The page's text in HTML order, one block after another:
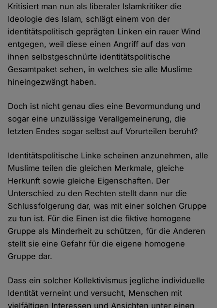
Kritisiert man nun als liberaler Islamkritiker die
Ideologie des Islam, schlägt einem von der
identitätspolitisch geprägten Linken ein rauer Wind
entgegen, weil diese einen Angriff auf das von
ihnen selbstgeschnürte identitätspolitische
Gesamtpaket sehen, in welches sie alle Muslime
hineingezwängt haben.
Doch ist nicht genau dies eine Bevormundung und
sogar eine unzulässige Verallgemeinerung, die
letzten Endes sogar selbst auf Vorurteilen beruht?
Identitätspolitische Linke scheinen anzunehmen, alle
Muslime teilen die gleichen Merkmale, gleiche
Herkunft sowie gleiche Eigenschaften. Der
Unterschied zu den Rechten stellt dann nur die
Schlussfolgerung dar, was mit einer solchen Gruppe
zu tun ist. Für die Einen ist die fiktive homogene
Gruppe als Minderheit zu schützen, für die Anderen
stellt sie eine Gefahr für die eigene homogene
Gruppe dar.
Dass ein solcher Kollektivismus jegliche individuelle
Identität verneint und versucht, Menschen mit
vielfältigen Interessen und Ansichten unter einen